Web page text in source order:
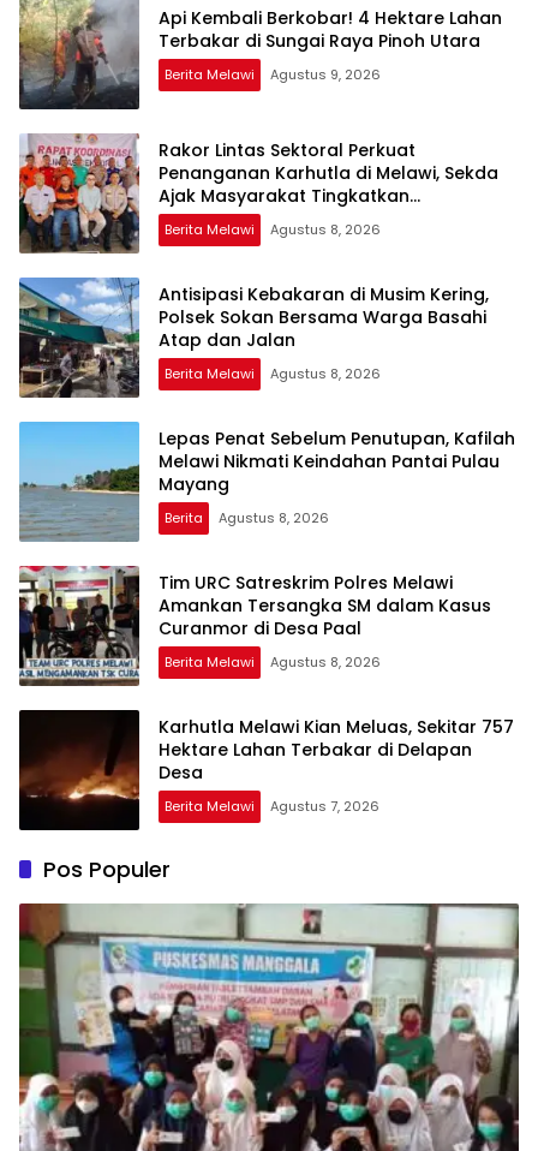
Api Kembali Berkobar! 4 Hektare Lahan
Terbakar di Sungai Raya Pinoh Utara
Berita Melawi Agustus 9, 2026
Rakor Lintas Sektoral Perkuat
Penanganan Karhutla di Melawi, Sekda
Ajak Masyarakat Tingkatkan
Kewaspadaan
Berita Melawi Agustus 8, 2026
Antisipasi Kebakaran di Musim Kering,
Polsek Sokan Bersama Warga Basahi
Atap dan Jalan
Berita Melawi Agustus 8, 2026
Lepas Penat Sebelum Penutupan, Kafilah
Melawi Nikmati Keindahan Pantai Pulau
Mayang
Berita Agustus 8, 2026
Tim URC Satreskrim Polres Melawi
Amankan Tersangka SM dalam Kasus
Curanmor di Desa Paal
Berita Melawi Agustus 8, 2026
Karhutla Melawi Kian Meluas, Sekitar 757
Hektare Lahan Terbakar di Delapan
Desa
Berita Melawi Agustus 7, 2026
Pos Populer